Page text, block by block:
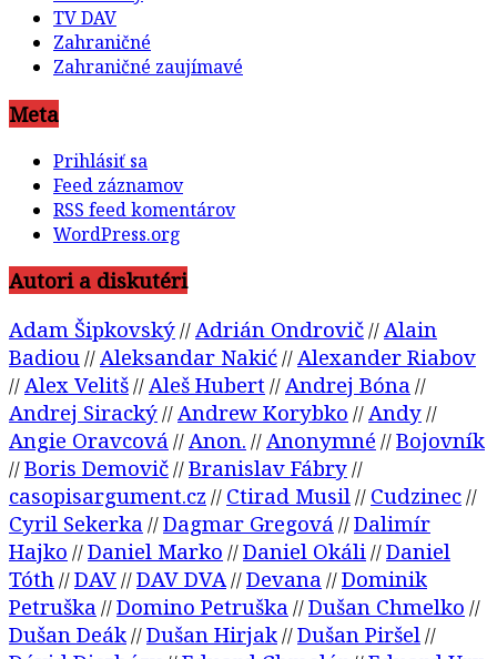
TV DAV
Zahraničné
Zahraničné zaujímavé
Meta
Prihlásiť sa
Feed záznamov
RSS feed komentárov
WordPress.org
Autori a diskutéri
Adam Šipkovský//Adrián Ondrovič//Alain
Badiou//Aleksandar Nakić//Alexander Riabov
//Alex Velitš//Aleš Hubert//Andrej Bóna //
Andrej Siracký//Andrew Korybko //Andy//
Angie Oravcová //Anon. //Anonymné //Bojovník
//Boris Demovič//Branislav Fábry//
casopisargument.cz // Ctirad Musil// Cudzinec//
Cyril Sekerka //Dagmar Gregová //Dalimír
Hajko //Daniel Marko //Daniel Okáli//Daniel
Tóth//DAV//DAV DVA//Devana //Dominik
Petruška //Domino Petruška //Dušan Chmelko //
Dušan Deák//Dušan Hirjak//Dušan Piršel//